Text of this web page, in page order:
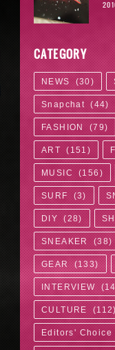
CATEGORY
NEWS (30)
Snapchat (44)
FASHION (79)
ART ( 151 )
MUSIC (156 )
SURF (3)
DIY (28)
SNEAKER (38)
GEAR (133)
INTERVIEW (
CULTURE (112)
Editors' Choice